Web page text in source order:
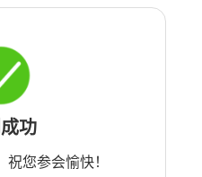
功
您参会愉快！